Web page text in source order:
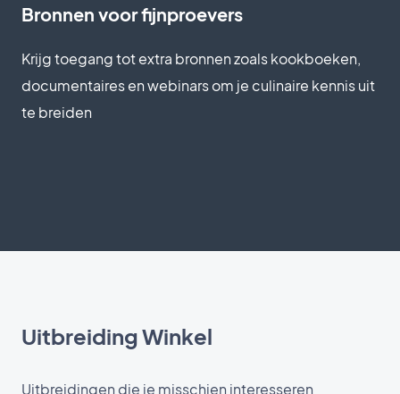
Bronnen voor fijnproevers
Krijg toegang tot extra bronnen zoals kookboeken,
documentaires en webinars om je culinaire kennis uit
te breiden
Uitbreiding Winkel
Uitbreidingen die je misschien interesseren